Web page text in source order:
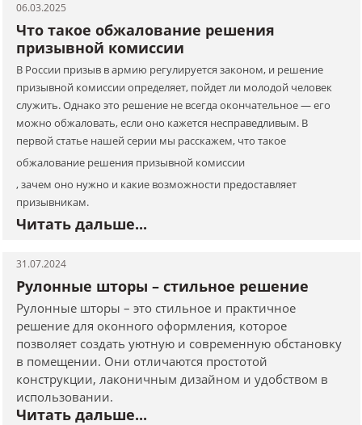
06.03.2025
Что такое обжалование решения
призывной комиссии
В России призыв в армию регулируется законом, и решение
призывной комиссии определяет, пойдет ли молодой человек
служить. Однако это решение не всегда окончательное — его
можно обжаловать, если оно кажется несправедливым. В
первой статье нашей серии мы расскажем, что такое
обжалование решения призывной комиссии
, зачем оно нужно и какие возможности предоставляет
призывникам.
Читать дальше...
31.07.2024
Рулонные шторы – стильное решение
Рулонные шторы – это стильное и практичное
решение для оконного оформления, которое
позволяет создать уютную и современную обстановку
в помещении. Они отличаются простотой
конструкции, лаконичным дизайном и удобством в
использовании.
Читать дальше...